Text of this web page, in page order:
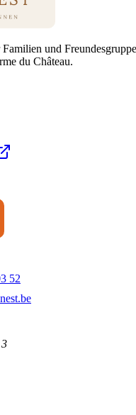
und
du Château.
52